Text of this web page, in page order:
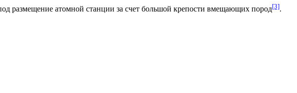
размещение атомной станции за счет большой крепости вмещающих пород[3].